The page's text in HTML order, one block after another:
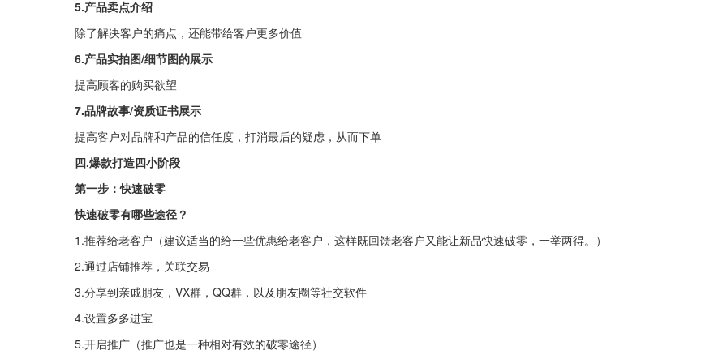
5.产品卖点介绍
除了解决客户的痛点，还能带给客户更多价值
6.产品实拍图/细节图的展示
提高顾客的购买欲望
7.品牌故事/资质证书展示
提高客户对品牌和产品的信任度，打消最后的疑虑，从而下单
四.爆款打造四小阶段
第一步：快速破零
快速破零有哪些途径？
1.推荐给老客户（建议适当的给一些优惠给老客户，这样既回馈老客户又能让新品快速破零，一举两得。）
2.通过店铺推荐，关联交易
3.分享到亲戚朋友，VX群，QQ群，以及朋友圈等社交软件
4.设置多多进宝
5.开启推广（推广也是一种相对有效的破零途径）